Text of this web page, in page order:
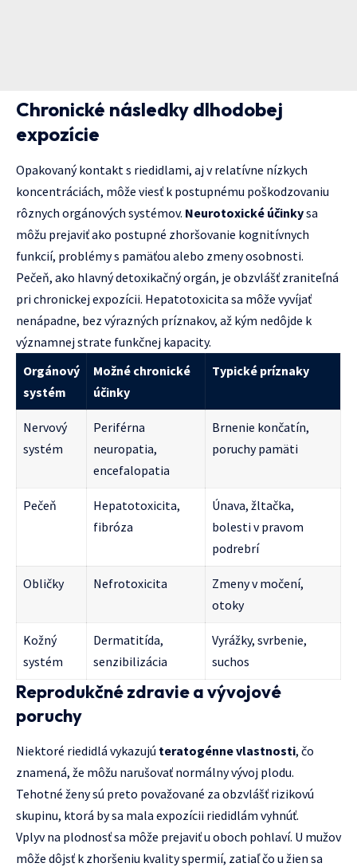
Chronické následky dlhodobej
expozície
Opakovaný kontakt s riedidlami, aj v relatívne nízkych
koncentráciách, môže viesť k postupnému poškodzovaniu
rôznych orgánových systémov. Neurotoxické účinkysa
môžu prejaviť ako postupné zhoršovanie kognitívnych
funkcií, problémy s pamäťou alebo zmeny osobnosti.
Pečeň, ako hlavný detoxikačný orgán, je obzvlášť zraniteľná
pri chronickej expozícii. Hepatotoxicita sa môže vyvíjať
nenápadne, bez výrazných príznakov, až kým nedôjde k
významnej strate funkčnej kapacity.
Orgánový
systém
Možné chronické
účinky
Typické príznaky
Nervový
systém
Periférna
neuropatia,
encefalopatia
Brnenie končatín,
poruchy pamäti
Pečeň
Hepatotoxicita,
fibróza
Únava, žltačka,
bolesti v pravom
podrebrí
Obličky Nefrotoxicita
Zmeny v močení,
otoky
Kožný
systém
Dermatitída,
senzibilizácia
Vyrážky, svrbenie,
suchos
Reprodukčné zdravie a vývojové
poruchy
Niektoré riedidlá vykazujú teratogénne vlastnosti, čo
znamená, že môžu narušovať normálny vývoj plodu.
Tehotné ženy sú preto považované za obzvlášť rizikovú
skupinu, ktorá by sa mala expozícii riedidlám vyhnúť.
Vplyv na plodnosť sa môže prejaviť u oboch pohlaví. U mužov
môže dôjsť k zhoršeniu kvality spermií, zatiaľ čo u žien sa